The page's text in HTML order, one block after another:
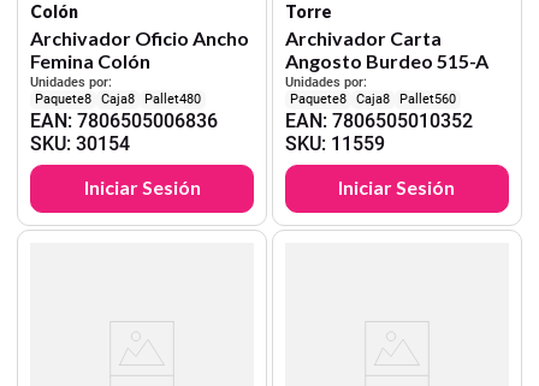
Colón
Archivador Oficio Ancho
Femina Colón
Unidades por:
8
8 480
EAN:7806505006836
SKU:30154
Iniciar Sesión
Torre
Archivador Carta
Angosto Burdeo 515-A
Unidades por:
8
8 560
EAN: 7806505010352
SKU: 11559
Iniciar Sesión